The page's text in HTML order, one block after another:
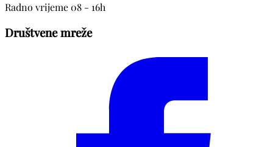
Radno vrijeme 08 - 16h
Društvene mreže